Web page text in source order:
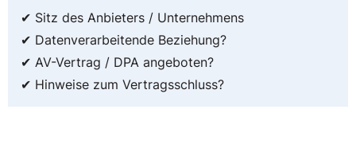
✔ Sitz des Anbieters / Unternehmens
✔ Datenverarbeitende Beziehung?
✔ AV-Vertrag / DPA angeboten?
✔ Hinweise zum Vertragsschluss?